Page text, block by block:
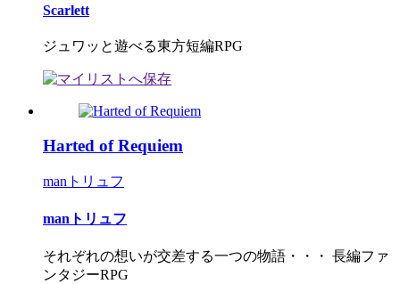
Scarlett
ジュワッと遊べる東方短編RPG
Harted of Requiem
manトリュフ
manトリュフ
それぞれの想いが交差する一つの物語・・・ 長編ファ
ンタジーRPG